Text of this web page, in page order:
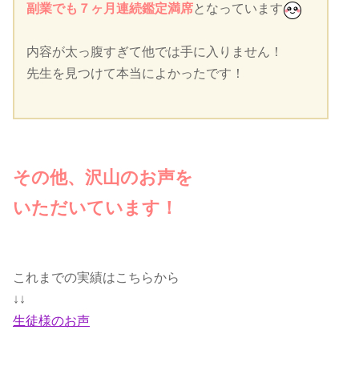
副業でも７ヶ月連続鑑定満席となっています
内容が太っ腹すぎて他では手に入りません！
先生を見つけて本当によかったです！
その他、 沢山のお声を
いただいています！
これまでの実績はこちらから
↓↓
生徒様のお声